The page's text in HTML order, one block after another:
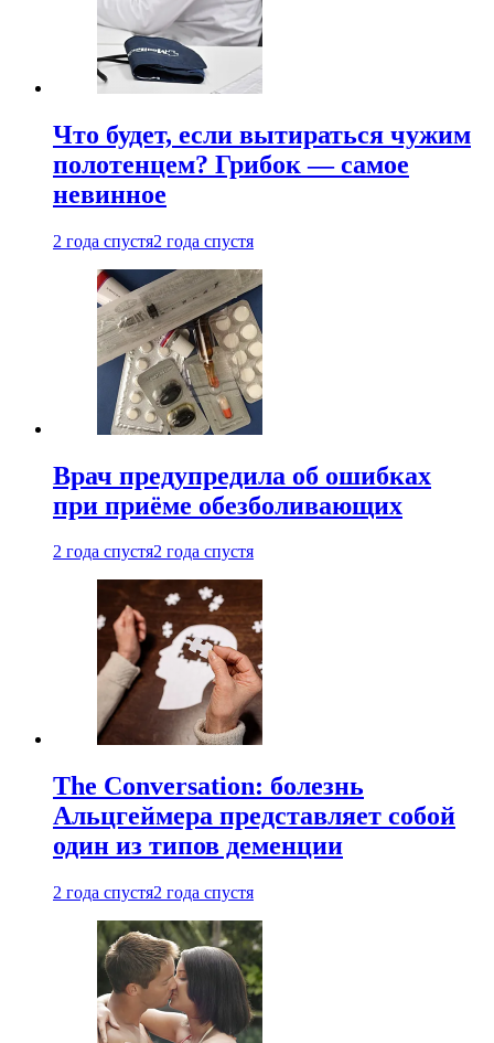
Что будет, если вытираться чужим
полотенцем? Грибок — самое
невинное
2 года спустя2 года спустя
Врач предупредила об ошибках
при приëме обезболивающих
2 года спустя2 года спустя
The Conversation: болезнь
Альцгеймера представляет собой
один из типов деменции
2 года спустя2 года спустя